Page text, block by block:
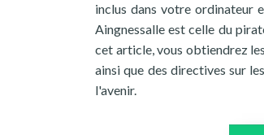
inclus dans votre ordinateur
Aingnessalle est celle du
cet article, vous obtiendrez
ainsi que des directives sur
l'avenir.